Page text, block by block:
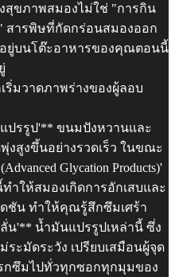
ขภาพสมองไม่ใช่ "การกิน
สารพิษที่กัดกร่อนสมองออก
ยู่บนโต๊ะอาหารของคุณตอนนี้
ริ่มวาดภาพร่างของผู้ลอบ
ปรรูป'** ขนมปังหวานและ
งสูงขึ้นอย่างรวดเร็ว ในขณะ
Glycation Products)'
ำให้สมองเกิดการอักเสบและ
ดชัน ทำให้คุณรู้สึกซึมเศร้า
'** น้ำมันแปรรูปเหล่านี้ ซึ่ง
ะมัดระวัง เปรียบเสมือนผู้จุด
กซึมไปทั่วทุกซอกทุกมุมของ